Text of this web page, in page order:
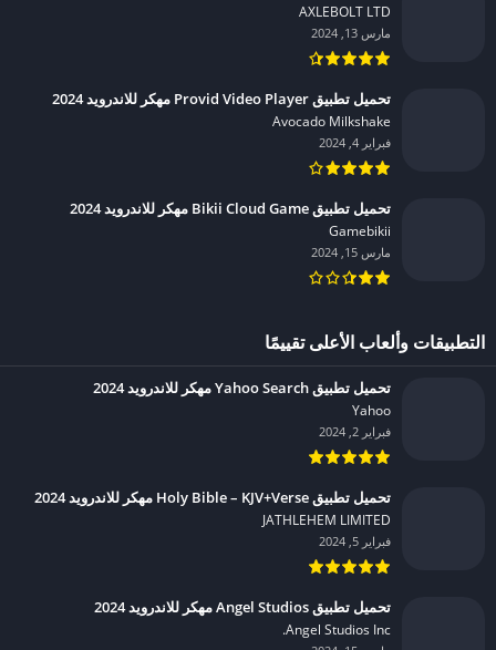
AXLEBOLT LTD‏
مارس 13, 2024
تحميل تطبيق Provid Video Player مهكر للاندرويد 2024
Avocado Milkshake‏
فبراير 4, 2024
تحميل تطبيق Bikii Cloud Game مهكر للاندرويد 2024
Gamebikii‏
مارس 15, 2024
التطبيقات وألعاب الأعلى تقييمًا
تحميل تطبيق Yahoo Search مهكر للاندرويد 2024
Yahoo‏
فبراير 2, 2024
تحميل تطبيق Holy Bible – KJV+Verse مهكر للاندرويد 2024
JATHLEHEM LIMITED‏
فبراير 5, 2024
تحميل تطبيق Angel Studios مهكر للاندرويد 2024
Angel Studios Inc.‏